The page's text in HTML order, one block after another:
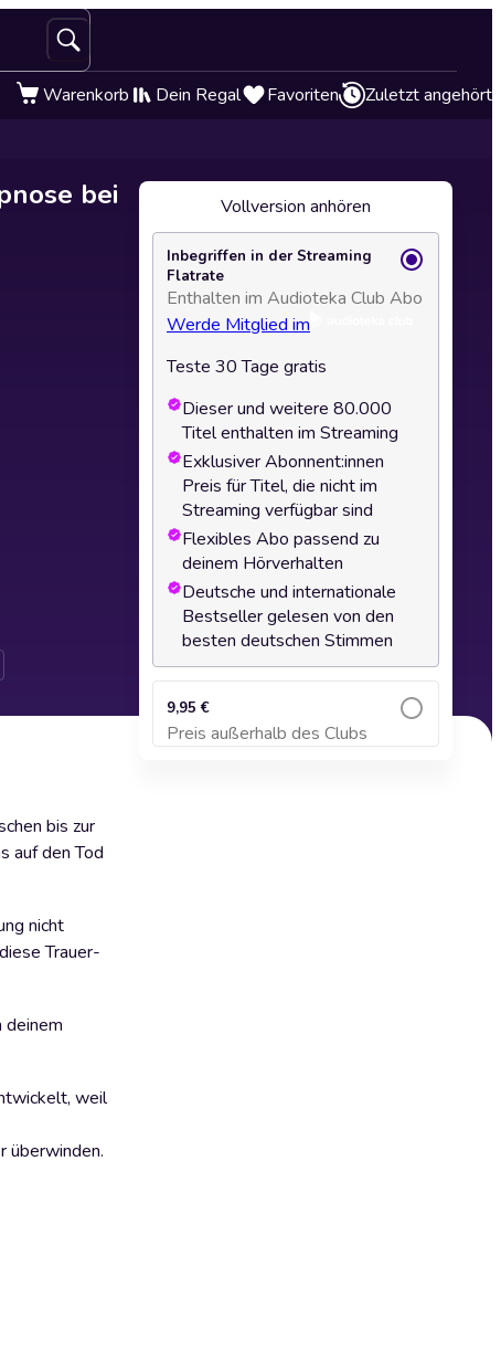
Warenkorb Dein Regal Favoriten Zuletzt angehört
bei
bis zur
auf den Tod
nicht
Trauer-
deinem
weil
überwinden.
Vollversion anhören
Inbegriffen in der Streaming
Flatrate
Enthalten im Audioteka Club Abo
Werde Mitglied im
Teste 30 Tage gratis
Dieser und weitere 80.000
Titel enthalten im Streaming
Exklusiver Abonnent:innen
Preis für Titel, die nicht im
Streaming verfügbar sind
Flexibles Abo passend zu
deinem Hörverhalten
Deutsche und internationale
Bestseller gelesen von den
besten deutschen Stimmen
9,95 €
Preis außerhalb des Clubs
Zum Warenkorb hinzufügen